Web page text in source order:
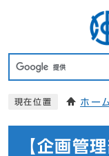
現在位置 ホー
【企画管